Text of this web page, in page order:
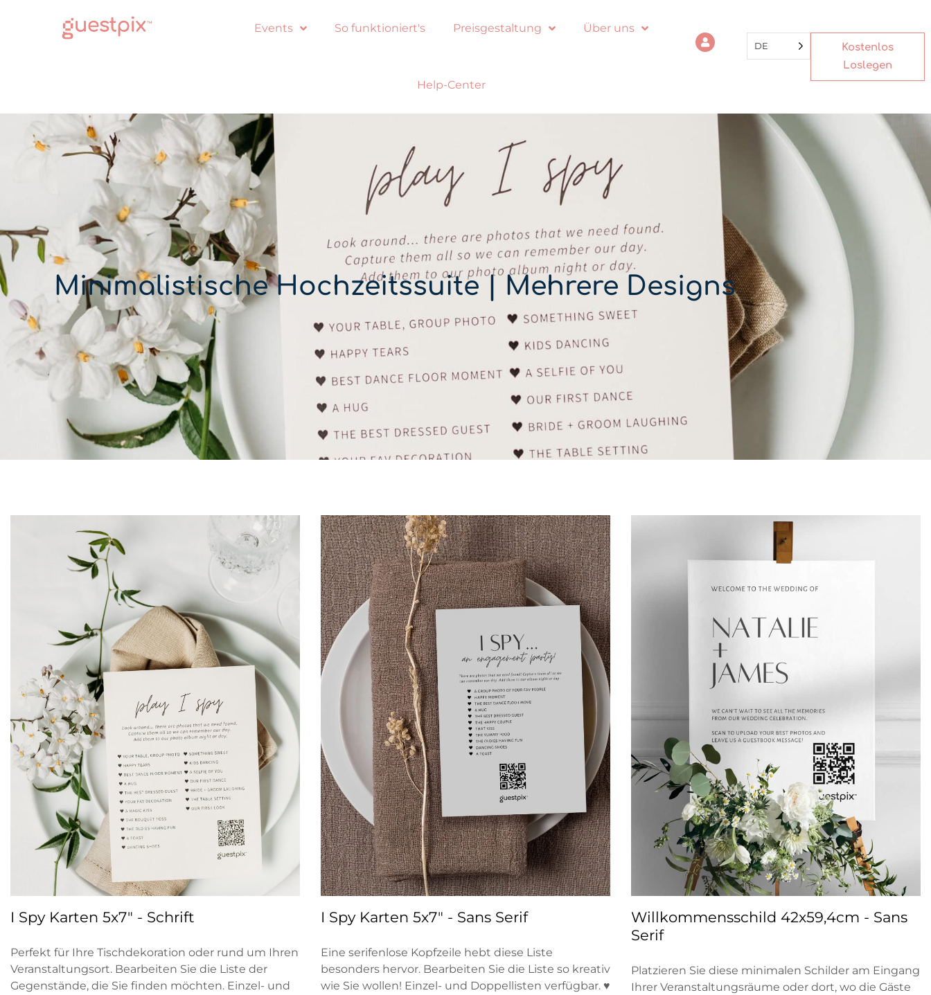
Events So funktioniert's Preisgestaltung Über uns
Help-Center
DE
Kostenlos
Loslegen
Minimalistische Hochzeitssuite | Mehrere Designs
I Spy Karten 5x7" - Schrift
Perfekt für Ihre Tischdekoration oder rund um Ihren
Veranstaltungsort. Bearbeiten Sie die Liste der
Gegenstände, die Sie finden möchten. Einzel- und
I Spy Karten 5x7" - Sans Serif
Eine serifenlose Kopfzeile hebt diese Liste
besonders hervor. Bearbeiten Sie die Liste so kreativ
wie Sie wollen! Einzel- und Doppellisten verfügbar. ♥
Willkommensschild 42x59,4cm - Sans
Serif
Platzieren Sie diese minimalen Schilder am Eingang
Ihrer Veranstaltungsräume oder dort, wo die Gäste